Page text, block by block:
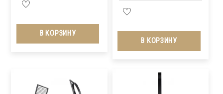
В КОРЗИНУ
В КОРЗИНУ